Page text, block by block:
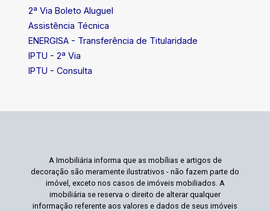
2ª Via Boleto Aluguel
Assistência Técnica
ENERGISA - Transferência de Titularidade
IPTU - 2ª Via
IPTU - Consulta
A Imobiliária informa que as mobílias e artigos de
decoração são meramente ilustrativos - não fazem parte do
imóvel, exceto nos casos de imóveis mobiliados. A
imobiliária se reserva o direito de alterar qualquer
informação referente aos valores e dados de seus imóveis